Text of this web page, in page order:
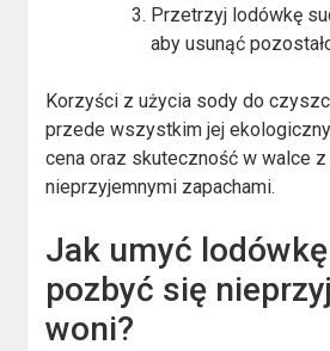
Przetrzyj lodówkę
aby usunąć
Korzyści z użycia sody do
przede wszystkim jej
cena oraz skuteczność w walce
nieprzyjemnymi zapachami.
Jak umyć
pozbyć się
woni?